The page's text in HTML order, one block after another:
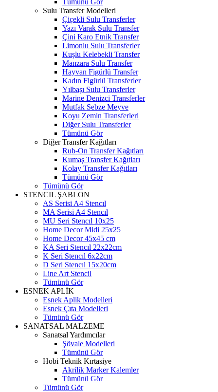
Tümünü Gör
Sulu Transfer Modelleri
Çiçekli Sulu Transferler
Yazı Varak Sulu Transfer
Çini Karo Etnik Transfer
Limonlu Sulu Transferler
Kuşlu Kelebekli Transfer
Manzara Sulu Transfer
Hayvan Figürlü Transfer
Kadın Figürlü Transferler
Yılbaşı Sulu Transferler
Marine Denizci Transferler
Mutfak Sebze Meyve
Koyu Zemin Transferleri
Diğer Sulu Transferler
Tümünü Gör
Diğer Transfer Kağıtları
Rub-On Transfer Kağıtları
Kumaş Transfer Kağıtları
Kolay Transfer Kağıtları
Tümünü Gör
Tümünü Gör
STENCIL ŞABLON
AS Serisi A4 Stencıl
MA Serisi A4 Stencıl
MU Seri Stencıl 10x25
Home Decor Midi 25x25
Home Decor 45x45 cm
KA Seri Stencıl 22x22cm
K Seri Stencıl 6x22cm
D Seri Stencıl 15x20cm
Line Art Stencil
Tümünü Gör
ESNEK APLİK
Esnek Aplik Modelleri
Esnek Çıta Modelleri
Tümünü Gör
SANATSAL MALZEME
Sanatsal Yardımcılar
Şövale Modelleri
Tümünü Gör
Hobi Teknik Kırtasiye
Akrilik Marker Kalemler
Tümünü Gör
Tümünü Gör